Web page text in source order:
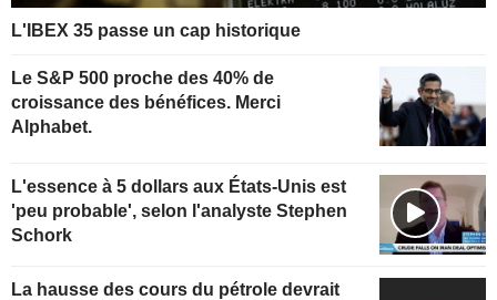
L'IBEX 35 passe un cap historique
Le S&P 500 proche des 40% de
croissance des bénéfices. Merci
Alphabet.
L'essence à 5 dollars aux États-Unis est
'peu probable', selon l'analyste Stephen
Schork
La hausse des cours du pétrole devrait